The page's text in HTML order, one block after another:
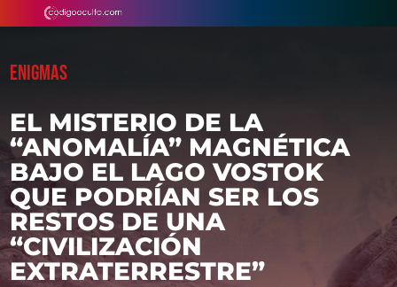
ENIGMAS
EL MISTERIO DE LA
“ANOMALÍA” MAGNÉTICA
BAJO EL LAGO VOSTOK
QUE PODRÍAN SER LOS
RESTOS DE UNA
“CIVILIZACIÓN
EXTRATERRESTRE”